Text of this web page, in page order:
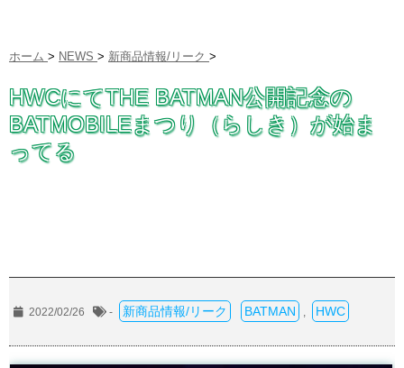
ホーム > NEWS > 新商品情報/リーク >
HWCにてTHE BATMAN公開記念の
BATMOBILEまつり（らしき）が始ま
ってる
2022/02/26 - 新商品情報/リーク BATMAN HWC